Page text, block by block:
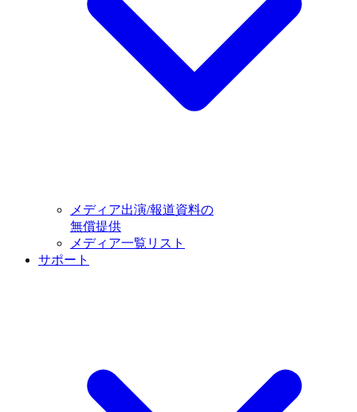
メディア出演/報道資料の
無償提供
メディア一覧リスト
サポート